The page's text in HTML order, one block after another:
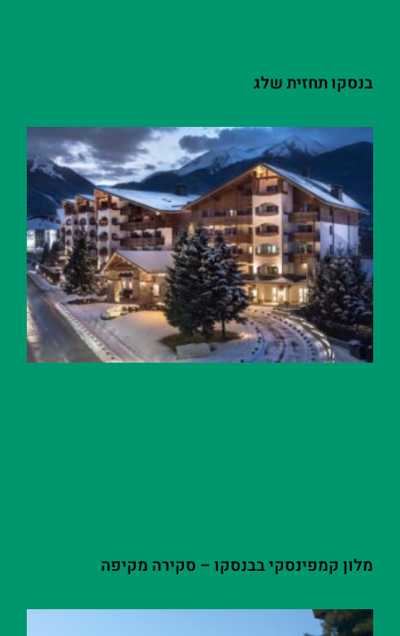
בנסקו תחזית שלג
מלון קמפינסקי בבנסקו – סקירה מקיפה